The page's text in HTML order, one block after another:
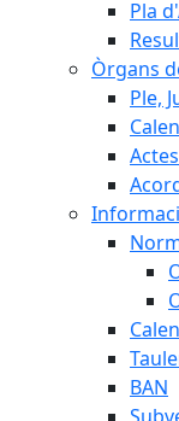
Pla
Òrgans
Ple,
BAN